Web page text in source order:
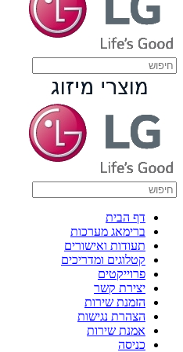
דף הבית
ברימאג מערכות
תעודות ואישורים
קטלוגים ומדריכים
פרוייקטים
יצירת קשר
הזמנת שירות
הצהרת נגישות
אמנת שירות
כניסה